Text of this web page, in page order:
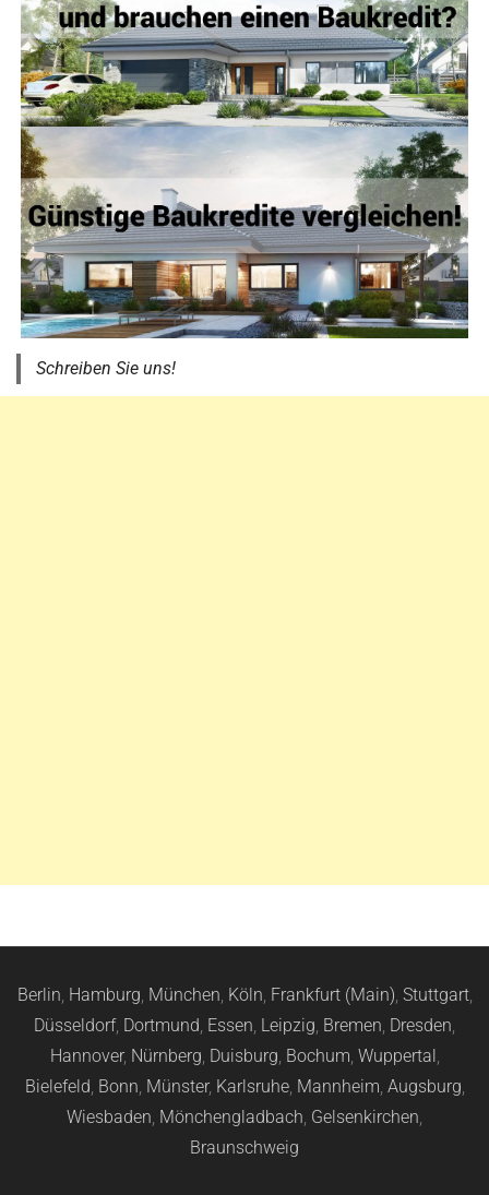
Schreiben Sie uns!
Berlin, Hamburg, München, Köln, Frankfurt (Main), Stuttgart,
Düsseldorf, Dortmund, Essen, Leipzig, Bremen, Dresden,
Hannover, Nürnberg, Duisburg, Bochum, Wuppertal,
Bielefeld, Bonn, Münster, Karlsruhe, Mannheim, Augsburg,
Wiesbaden, Mönchengladbach, Gelsenkirchen,
Braunschweig